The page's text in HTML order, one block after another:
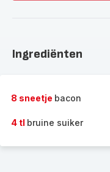
volledige
Ingrediënten
8 sneetje bacon
4 tl bruine suiker